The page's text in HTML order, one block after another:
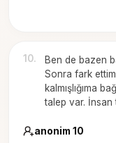
10.
Ben de bazen
Sonra fark
kalmışlığıma
talep var. İnsan
anonim 10